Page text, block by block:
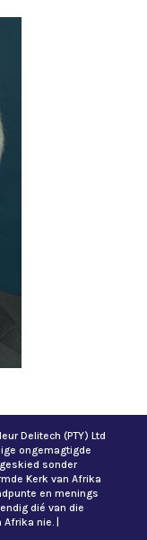
Delitech (PTY) Ltd
ongemagtigde
sonder
Kerk van Afrika
en menings
dié van die
nie. |